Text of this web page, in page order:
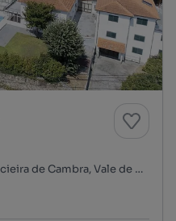
Avenida Miguel Bombarda, Macieira de Cambra, Vale de Cambra, Aveiro